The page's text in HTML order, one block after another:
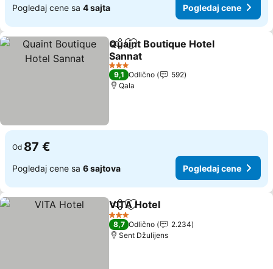
Pogledaj cene sa 4 sajta Pogledaj cene
Deli Dodati u favorite
Quaint Boutique Hotel
Sannat
3 Zvezdice
9,1 Odlično
592
Qala
Od 87 €
Pogledaj cene sa 6 sajtova Pogledaj cene
Deli Dodati u favorite
VITA Hotel
3 Zvezdice
8,7 Odlično
2.234
Sent Džulijens